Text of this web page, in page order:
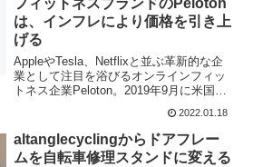
は、インフレにより価格を引き上
げる
AppleやTesla、Netflixと並ぶ革新的な企
業として注目を浴びるオンラインフィッ
トネス企業Peloton。2019年9月に米国
NASDAQ市場への上場を果たし、コロナ
禍のなかで米国を中心に驚異的な成長を
続けている。ハードウェアとサ...
2022.01.18
altanglecyclingからドアフレー
ムを自転車修理スタンドに変える